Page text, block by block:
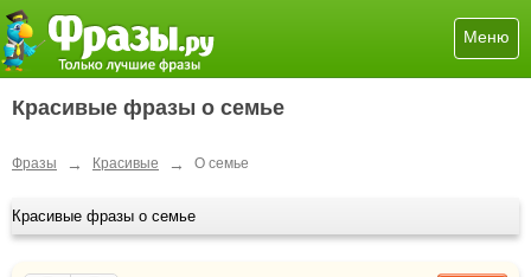
Меню
Красивые фразы о семье
Фразы → Красивые → О семье
Красивые фразы о семье